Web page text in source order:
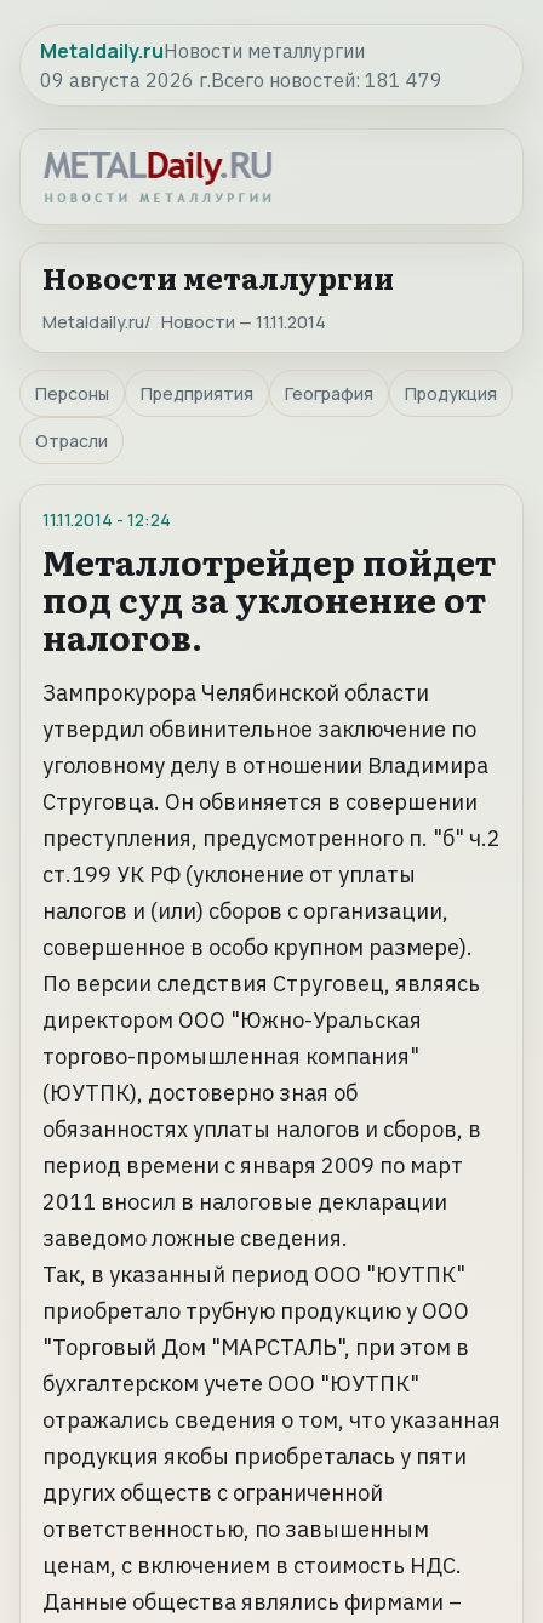
Metaldaily.ruНовости металлургии
09 августа 2026 г.Всего новостей: 181 479
Новости металлургии
Metaldaily.ru Новости — 11.11.2014
Персоны Предприятия География Продукция
Отрасли
11.11.2014 - 12:24
Металлотрейдер пойдет
под суд за уклонение от
налогов.
Зампрокурора Челябинской области
утвердил обвинительное заключение по
уголовному делу в отношении Владимира
Струговца. Он обвиняется в совершении
преступления, предусмотренного п. "б" ч.2
ст.199 УК РФ (уклонение от уплаты
налогов и (или) сборов с организации,
совершенное в особо крупном размере).
По версии следствия Струговец, являясь
директором ООО "Южно-Уральская
торгово-промышленная компания"
(ЮУТПК), достоверно зная об
обязанностях уплаты налогов и сборов, в
период времени с января 2009 по март
2011 вносил в налоговые декларации
заведомо ложные сведения.
Так, в указанный период ООО "ЮУТПК"
приобретало трубную продукцию у ООО
"Торговый Дом "МАРСТАЛЬ", при этом в
бухгалтерском учете ООО "ЮУТПК"
отражались сведения о том, что указанная
продукция якобы приобреталась у пяти
других обществ с ограниченной
ответственностью, по завышенным
ценам, с включением в стоимость НДС.
Данные общества являлись фирмами –